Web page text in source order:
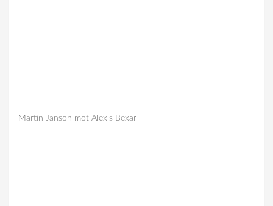
Martin Janson mot Alexis Bexar